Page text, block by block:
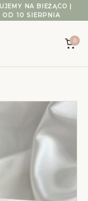
NA BIEŻĄCO |
OD 10 SIERPNIA
0